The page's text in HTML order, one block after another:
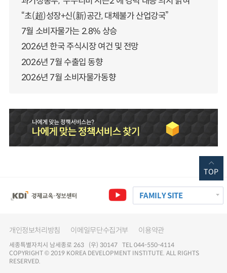
“초(超)성장+신(新)공간, 대체불가 산업강국”
7월 소비자물가는 2.8% 상승
2026년 한국 주식시장 여건 및 전망
2026년 7월 수출입 동향
2026년 7월 소비자물가동향
FAMILY SITE
개인정보처리방침 이메일무단수집거부 이용약관
세종특별자치시 남세종로 263 (우) 30147 TEL 044-550-4114
COPYRIGHT © 2019 KOREA DEVELOPMENT INSTITUTE. ALL RIGHTS
RESERVED.
TOP